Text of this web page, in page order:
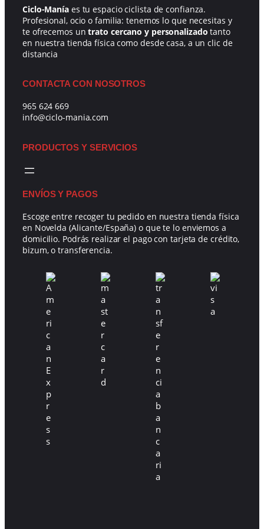
Ciclo-Maníaes tu espacio ciclista de confianza.
Profesional, ocio o familia: tenemos lo que necesitas y
te ofrecemos untrato cercano y personalizado tanto
en nuestra tienda física como desde casa, a un clic de
distancia
CONTACTA CON NOSOTROS
965 624 669
info@ciclo-mania.com
PRODUCTOS Y SERVICIOS
ENVÍOS Y PAGOS
Escoge entre recoger tu pedido en nuestra tienda física
en Novelda (Alicante/España) o que te lo enviemos a
domicilio. Podrás realizar el pago con tarjeta de crédito,
bizum, o transferencia.